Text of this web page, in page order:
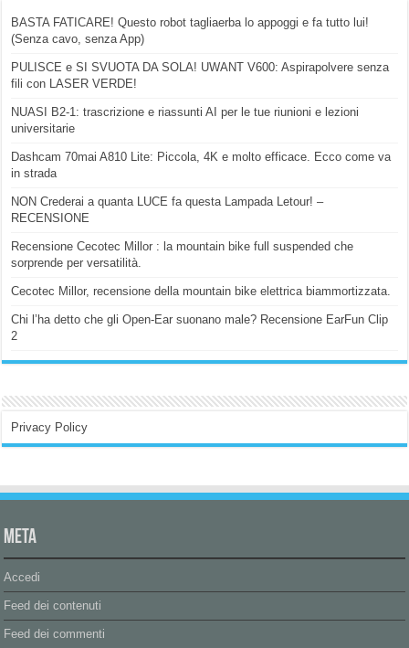
BASTA FATICARE! Questo robot tagliaerba lo appoggi e fa tutto lui!
(Senza cavo, senza App)
PULISCE e SI SVUOTA DA SOLA! UWANT V600: Aspirapolvere senza
fili con LASER VERDE!
NUASI B2-1: trascrizione e riassunti AI per le tue riunioni e lezioni
universitarie
Dashcam 70mai A810 Lite: Piccola, 4K e molto efficace. Ecco come va
in strada
NON Crederai a quanta LUCE fa questa Lampada Letour! –
RECENSIONE
Recensione Cecotec Millor : la mountain bike full suspended che
sorprende per versatilità.
Cecotec Millor, recensione della mountain bike elettrica biammortizzata.
Chi l’ha detto che gli Open-Ear suonano male? Recensione EarFun Clip
2
Privacy Policy
Meta
Accedi
Feed dei contenuti
Feed dei commenti